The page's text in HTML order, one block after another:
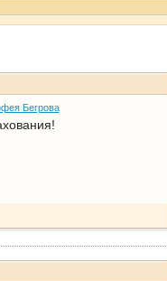
Бегрова